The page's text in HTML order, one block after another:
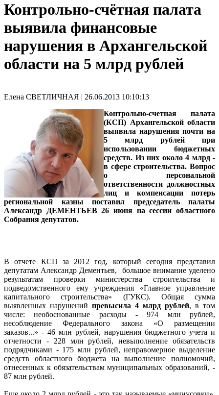
Контрольно-счётная палата
выявила финансовые
нарушения в Архангельской
области на 5 млрд рублей
Елена СВЕТЛИЧНАЯ | 26.06.2013 10:10:13
Контрольно-счетная палата
(КСП) Архангельской области
выявила нарушения почти на
5 млрд рублей при
использовании бюджетных
средств. Из них около 4 млрд -
в сфере строительства. Вопрос
о персональной
ответственности должностных
лиц и компенсации потерь
региональной казны поставил председатель палаты
Александр ДЕМЕНТЬЕВ 26 июня на сессии областного
Собрания депутатов.
В отчете КСП за 2012 год, который сегодня представил
депутатам Александр Дементьев, большое внимание уделено
результатам проверки министерства строительства и
подведомственного ему учреждения «Главное управление
капитального строительства» (ГУКС). Общая сумма
выявленных нарушений превысила 4 млрд рублей, в том
числе: необоснованные расходы - 974 млн рублей,
несоблюдение Федерального закона «О размещении
заказов...» - 46 млн рублей, нарушения бюджетного учета и
отчетности - 228 млн рублей, невыполнение обязательств
подрядчиками - 175 млн рублей, неправомерное выделение
средств областного бюджета на выполнение полномочий,
отнесенных к обязательствам муниципальных образований, -
87 млн рублей.